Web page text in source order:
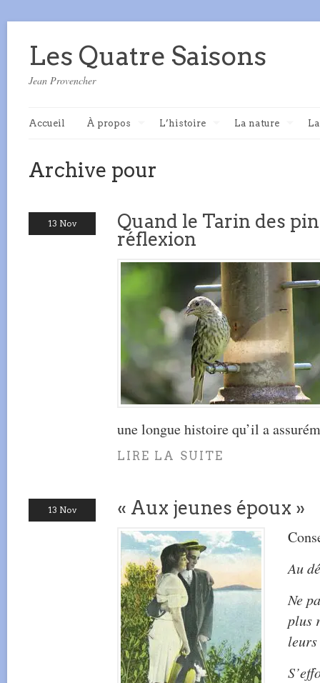
Les Quatre Saisons
Jean Provencher
Accueil À propos L’histoire La nature
Archive pour
13 Nov
Quand le Tarin des
réflexion
une longue histoire qu’il a
LIRE LA SUITE
13 Nov « Aux jeunes époux »
Au
Ne
plus